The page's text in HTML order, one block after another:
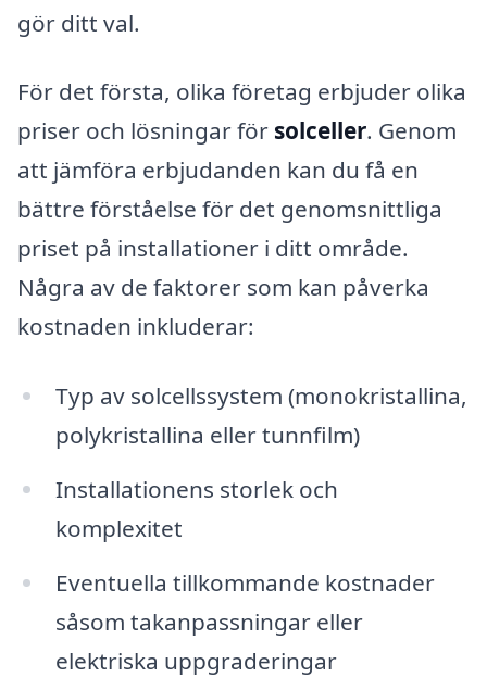
gör ditt val.
För det första, olika företag erbjuder olika
priser och lösningar för solceller. Genom
att jämföra erbjudanden kan du få en
bättre förståelse för det genomsnittliga
priset på installationer i ditt område.
Några av de faktorer som kan påverka
kostnaden inkluderar:
Typ av solcellssystem (monokristallina,
polykristallina eller tunnfilm)
Installationens storlek och
komplexitet
Eventuella tillkommande kostnader
såsom takanpassningar eller
elektriska uppgraderingar